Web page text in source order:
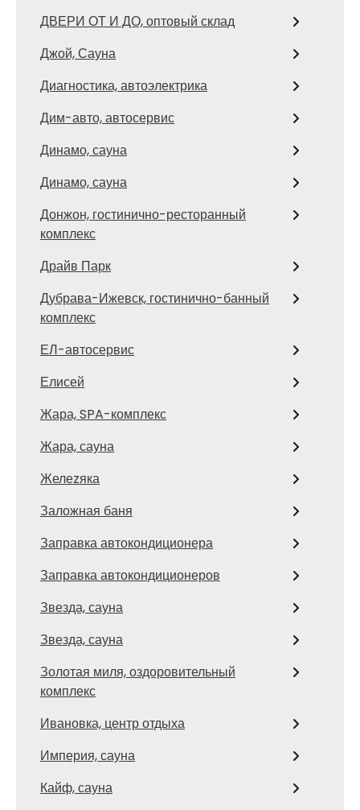
ДВЕРИ ОТ И ДО, оптовый склад
Джой, Сауна
Диагностика, автоэлектрика
Дим-авто, автосервис
Динамо, сауна
Динамо, сауна
Донжон, гостинично-ресторанный
комплекс
Драйв Парк
Дубрава-Ижевск, гостинично-банный
комплекс
ЕЛ-автосервис
Елисей
Жара, SPA-комплекс
Жара, сауна
Желеzяка
Заложная баня
Заправка автокондиционера
Заправка автокондиционеров
Звезда, сауна
Звезда, сауна
Золотая миля, оздоровительный
комплекс
Ивановка, центр отдыха
Империя, сауна
Кайф, сауна